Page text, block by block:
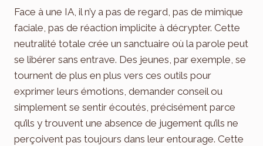
Face à une IA, il n’y a pas de regard, pas de mimique
faciale, pas de réaction implicite à décrypter. Cette
neutralité totale crée un sanctuaire où la parole peut
se libérer sans entrave. Des jeunes, par exemple, se
tournent de plus en plus vers ces outils pour
exprimer leurs émotions, demander conseil ou
simplement se sentir écoutés, précisément parce
qu’ils y trouvent une absence de jugement qu’ils ne
perçoivent pas toujours dans leur entourage. Cette